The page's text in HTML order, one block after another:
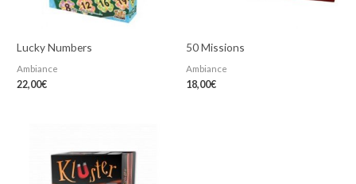
Lucky Numbers
Ambiance
22,00€
50 Missions
Ambiance
18,00€